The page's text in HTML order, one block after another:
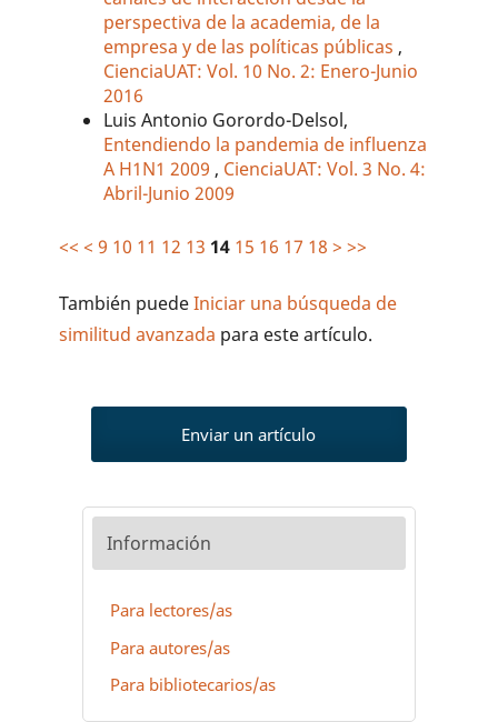
perspectiva de la academia, de la
empresa y de las políticas públicas ,
CienciaUAT: Vol. 10 No. 2: Enero-Junio
2016
Luis Antonio Gorordo-Delsol,
Entendiendo la pandemia de influenza
A H1N1 2009 , CienciaUAT: Vol. 3 No. 4:
Abril-Junio 2009
<< < 9 10 11 12 13 14 15 16 17 18 > >>
También puedeIniciar una búsqueda de
similitud avanzada para este artículo.
Enviar un artículo
Información
Para lectores/as
Para autores/as
Para bibliotecarios/as